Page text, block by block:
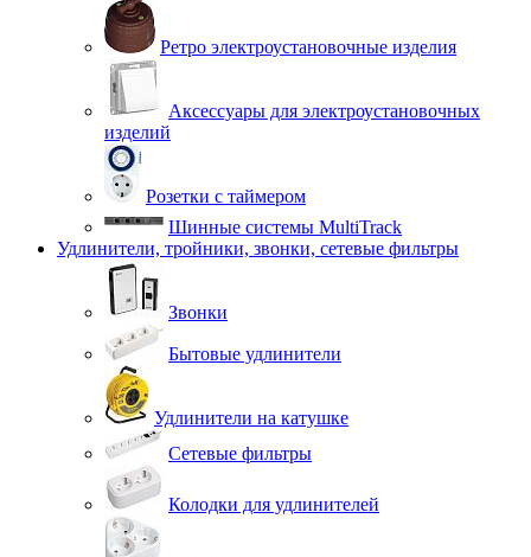
Ретро электроустановочные изделия
Аксессуары для электроустановочных
изделий
Розетки с таймером
Шинные системы MultiTrack
Удлинители, тройники, звонки, сетевые фильтры
Звонки
Бытовые удлинители
Удлинители на катушке
Сетевые фильтры
Колодки для удлинителей